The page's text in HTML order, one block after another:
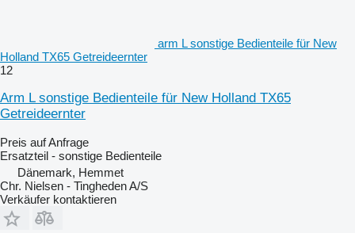
arm L sonstige Bedienteile für New
Holland TX65 Getreideernter
12
Arm L sonstige Bedienteile für New Holland TX65
Getreideernter
Preis auf Anfrage
Ersatzteil - sonstige Bedienteile
Dänemark, Hemmet
Chr. Nielsen - Tingheden A/S
Verkäufer kontaktieren